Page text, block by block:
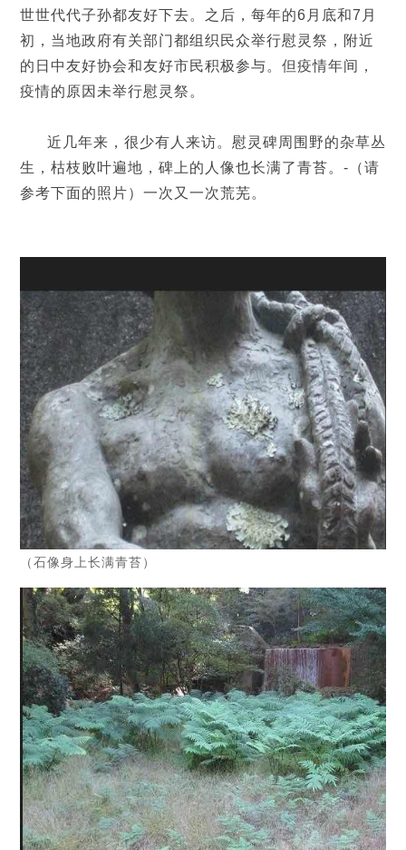
世世代代子孙都友好下去。之后，每年的6月底和7月
初，当地政府有关部门都组织民众举行慰灵祭，附近
的日中友好协会和友好市民积极参与。但疫情年间，
疫情的原因未举行慰灵祭。
近几年来，很少有人来访。慰灵碑周围野的杂草丛
生，枯枝败叶遍地，碑上的人像也长满了青苔。-（请
参考下面的照片）一次又一次荒芜。
（石像身上长满青苔）